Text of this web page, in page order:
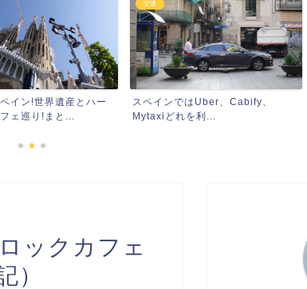
イン!世界遺産とハー
ェ巡り!まと...
交通
スペインではUber、Cabify、
Mytaxiどれを利...
ックカフェ
）